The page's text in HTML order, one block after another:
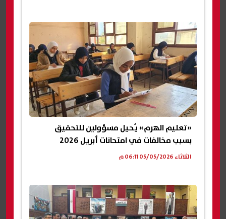
«تعليم الهرم» يُحيل مسؤولين للتحقيق
بسبب مخالفات في امتحانات أبريل 2026
الثلاثاء 05/05/2026 06:11 م